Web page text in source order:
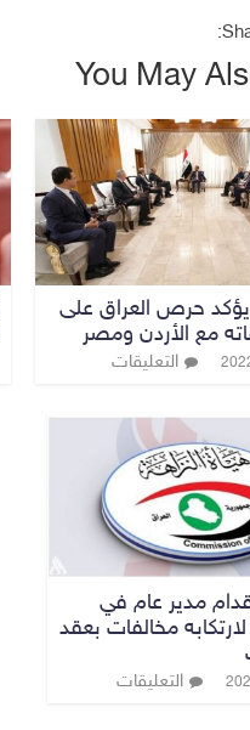
You May
حرص العراق على
مع الأردن ومصر
التعليقات
مدير عام في
لارتكابه مخالفات بعقد
التعليقات